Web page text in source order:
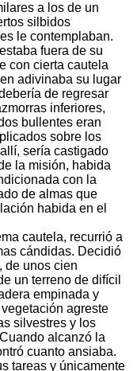
a los de un
silbidos
le contemplaban.
fuera de su
con cierta cautela
adivinaba su lugar
de regresar
inferiores,
bullentes eran
sobre los
sería castigado
la misión, habida
con la
de almas que
habida en el
cautela, recurrió a
cándidas. Decidió
de unos cien
un terreno de difícil
empinada y
agreste
silvestres y los
alcanzó la
cuanto ansiaba.
tareas y únicamente